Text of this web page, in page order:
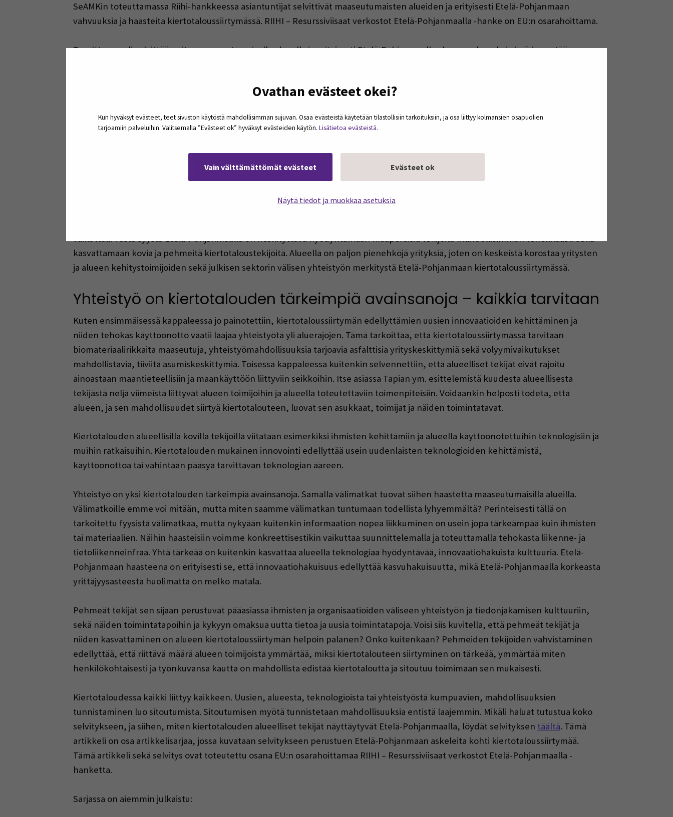
Ovathan evästeet okei?
Kun hyväksyt evästeet, teet sivuston käytöstä mahdollisimman sujuvan. Osaa evästeistä käytetään tilastollisiin tarkoituksiin, ja osa liittyy kolmansien osapuolien
tarjoamiin palveluihin. Valitsemalla ”Evästeet ok” hyväksyt evästeiden käytön. Lisätietoa evästeistä.
Vain välttämättömät evästeet Evästeet ok
Näytä tiedot ja muokkaa asetuksia
SeAMKin toteuttamassa Riihi-hankkeessa asiantuntijat selvittivät maaseutumaisten alueiden ja erityisesti Etelä-Pohjanmaan
vahvuuksia ja haasteita kiertotaloussiirtymässä. RIIHI – Resurssiviisaat verkostot Etelä-Pohjanmaalla -hanke on EU:n osarahoittama.
Tavoitteena oli selvittää, miten maaseutumaisella alueella ja erityisesti Etelä-Pohjanmaalla alueen vahvuuksia hyödynnetään
Yleisesti tunnistetuista alueellisista tekijöistä voidaan tiivistetysti todeta, että maaperäiset ja taajamatekijät määräävät usein
kiertotalousratkaisujen käyttöönottoa, kun sitä vastoin tiiviillä taajama-alueilla on usein helpompi suosia kiertotalousstrategioita,
jotka perustuvat tuotetun jätteen uudelleen hyödyntämiseen. Kovat alueelliset tekijät (saavutettavuus ja teknologiat)
mahdollistavat kiertotalouden käytännössä ja pehmeät tekijät (tieto ja osaaminen, tietoisuus, hallinto sekä yhteisö) edistävät
kiertotalouden muutosten katalysointia. (Tapia, ym., 2021).
vaikuttaa. Tästä syystä Etelä-Pohjanmaalla on keskityttävä hyödyntämään maaperäisiä tekijöitä mahdollisimman tehokkaasti sekä
kasvattamaan kovia ja pehmeitä kiertotaloustekijöitä. Alueella on paljon pienehköjä yrityksiä, joten on keskeistä korostaa yritysten
ja alueen kehitystoimijoiden sekä julkisen sektorin välisen yhteistyön merkitystä Etelä-Pohjanmaan kiertotaloussiirtymässä.
Yhteistyö on kiertotalouden tärkeimpiä avainsanoja – kaikkia tarvitaan
Kuten ensimmäisessä kappaleessa jo painotettiin, kiertotaloussiirtymän edellyttämien uusien innovaatioiden kehittäminen ja
niiden tehokas käyttöönotto vaatii laajaa yhteistyötä yli aluerajojen. Tämä tarkoittaa, että kiertotaloussiirtymässä tarvitaan
biomateriaalirikkaita maaseutuja, yhteistyömahdollisuuksia tarjoavia asfalttisia yrityskeskittymiä sekä volyymivaikutukset
mahdollistavia, tiiviitä asumiskeskittymiä. Toisessa kappaleessa kuitenkin selvennettiin, että alueelliset tekijät eivät rajoitu
ainoastaan maantieteellisiin ja maankäyttöön liittyviin seikkoihin. Itse asiassa Tapian ym. esittelemistä kuudesta alueellisesta
tekijästä neljä viimeistä liittyvät alueen toimijoihin ja alueella toteutettaviin toimenpiteisiin. Voidaankin helposti todeta, että
alueen, ja sen mahdollisuudet siirtyä kiertotalouteen, luovat sen asukkaat, toimijat ja näiden toimintatavat.
Kiertotalouden alueellisilla kovilla tekijöillä viitataan esimerkiksi ihmisten kehittämiin ja alueella käyttöönotettuihin teknologisiin ja
muihin ratkaisuihin. Kiertotalouden mukainen innovointi edellyttää usein uudenlaisten teknologioiden kehittämistä,
käyttöönottoa tai vähintään pääsyä tarvittavan teknologian ääreen.
Yhteistyö on yksi kiertotalouden tärkeimpiä avainsanoja. Samalla välimatkat tuovat siihen haastetta maaseutumaisilla alueilla.
Välimatkoille emme voi mitään, mutta miten saamme välimatkan tuntumaan todellista lyhyemmältä? Perinteisesti tällä on
tarkoitettu fyysistä välimatkaa, mutta nykyään kuitenkin informaation nopea liikkuminen on usein jopa tärkeämpää kuin ihmisten
tai materiaalien. Näihin haasteisiin voimme konkreettisestikin vaikuttaa suunnittelemalla ja toteuttamalla tehokasta liikenne- ja
tietoliikenneinfraa. Yhtä tärkeää on kuitenkin kasvattaa alueella teknologiaa hyödyntävää, innovaatiohakuista kulttuuria. Etelä-
Pohjanmaan haasteena on erityisesti se, että innovaatiohakuisuus edellyttää kasvuhakuisuutta, mikä Etelä-Pohjanmaalla korkeasta
yrittäjyysasteesta huolimatta on melko matala.
Pehmeät tekijät sen sijaan perustuvat pääasiassa ihmisten ja organisaatioiden väliseen yhteistyön ja tiedonjakamisen kulttuuriin,
sekä näiden toimintatapoihin ja kykyyn omaksua uutta tietoa ja uusia toimintatapoja. Voisi siis kuvitella, että pehmeät tekijät ja
niiden kasvattaminen on alueen kiertotaloussiirtymän helpoin palanen? Onko kuitenkaan? Pehmeiden tekijöiden vahvistaminen
edellyttää, että riittävä määrä alueen toimijoista ymmärtää, miksi kiertotalouteen siirtyminen on tärkeää, ymmärtää miten
henkilökohtaisesti ja työnkuvansa kautta on mahdollista edistää kiertotaloutta ja sitoutuu toimimaan sen mukaisesti.
Kiertotaloudessa kaikki liittyy kaikkeen. Uusien, alueesta, teknologioista tai yhteistyöstä kumpuavien, mahdollisuuksien
tunnistaminen luo sitoutumista. Sitoutumisen myötä tunnistetaan mahdollisuuksia entistä laajemmin. Mikäli haluat tutustua koko
selvitykseen, ja siihen, miten kiertotalouden alueelliset tekijät näyttäytyvät Etelä-Pohjanmaalla, löydät selvityksen täältä. Tämä
artikkeli on osa artikkelisarjaa, jossa kuvataan selvitykseen perustuen Etelä-Pohjanmaan askeleita kohti kiertotaloussiirtymää.
Tämä artikkeli sekä selvitys ovat toteutettu osana EU:n osarahoittamaa RIIHI – Resurssiviisaat verkostot Etelä-Pohjanmaalla -
hanketta.
Sarjassa on aiemmin julkaistu: